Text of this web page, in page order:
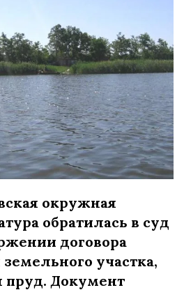
окружная
обратилась в суд
договора
участка,
пруд. Документ